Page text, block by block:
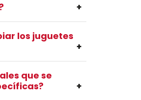
los juguetes
que se